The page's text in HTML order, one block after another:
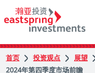
首页 投资观点 展望
2024年第四季度市场前瞻